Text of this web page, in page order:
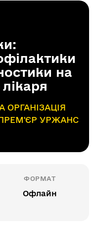
на
ОРГАНІЗАЦІЯ
УРЖАНС
ФОРМАТ
Офлайн